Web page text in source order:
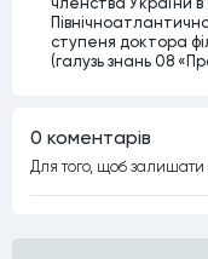
ступеня доктора
(галузь знань 08
0 коментарiв
Для того, щоб